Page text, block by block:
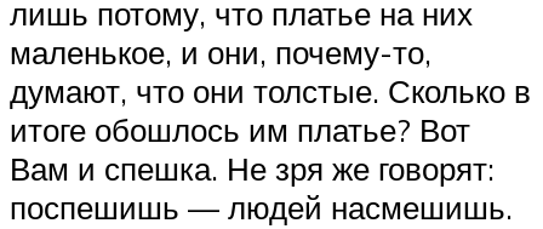
лишь потому, что платье на них
маленькое, и они, почему-то,
думают, что они толстые. Сколько в
итоге обошлось им платье? Вот
Вам и спешка. Не зря же говорят:
поспешишь — людей насмешишь.